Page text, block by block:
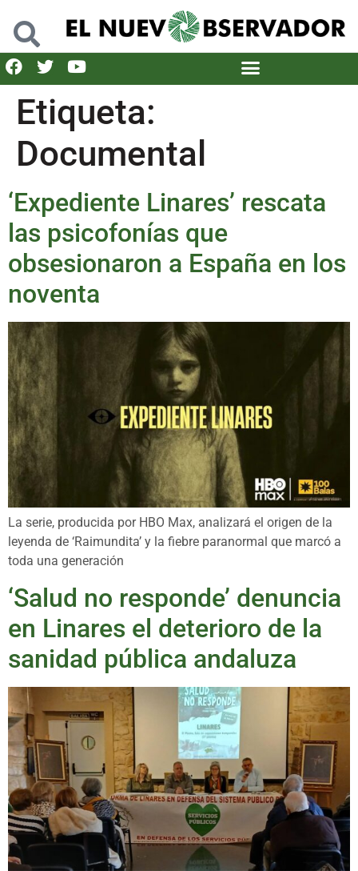
Etiqueta:
Documental
‘Expediente Linares’ rescata
las psicofonías que
obsesionaron a España en los
noventa
La serie, producida por HBO Max, analizará el origen de la
leyenda de ‘Raimundita’ y la fiebre paranormal que marcó a
toda una generación
‘Salud no responde’ denuncia
en Linares el deterioro de la
sanidad pública andaluza